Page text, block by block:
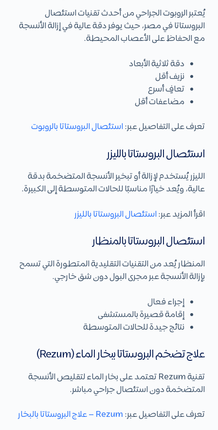
يُعتبر الروبوت الجراحي من أحدث تقنيات استئصال
البروستاتا في مصر، حيث يوفر دقة عالية في إزالة الأنسجة
مع الحفاظ على الأعصاب المحيطة.
دقة ثلاثية الأبعاد
نزيف أقل
تعافٍ أسرع
مضاعفات أقل
تعرف على التفاصيل عبر:استئصال البروستاتا بالروبوت
استئصال البروستاتا بالليزر
الليزر يُستخدم لإزالة أو تبخير الأنسجة المتضخمة بدقة
عالية، ويُعد خيارًا مناسبًا للحالات المتوسطة إلى الكبيرة.
اقرأ المزيد عبر:استئصال البروستاتا بالليزر
استئصال البروستاتا بالمنظار
المنظار يُعد من التقنيات التقليدية المتطورة التي تسمح
بإزالة الأنسجة عبر مجرى البول دون شق خارجي.
إجراء فعال
إقامة قصيرة بالمستشفى
نتائج جيدة للحالات المتوسطة
علاج تضخم البروستاتا ببخار الماء (Rezum)
تقنية Rezum تعتمد على بخار الماء لتقليص الأنسجة
المتضخمة دون استئصال جراحي مباشر.
تعرف على التفاصيل عبر:Rezum – علاج البروستاتا بالبخار